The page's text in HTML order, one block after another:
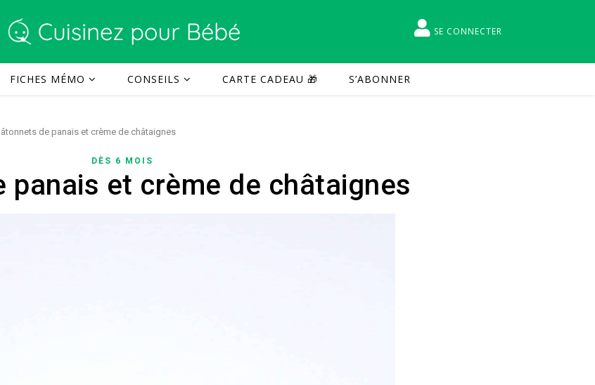
SE CONNECTER
FICHES MÉMO CONSEILS CARTE CADEAU 🎁 S’ABONNER
de panais et crème de châtaignes
DÈS 6 MOIS
panais et crème de châtaignes